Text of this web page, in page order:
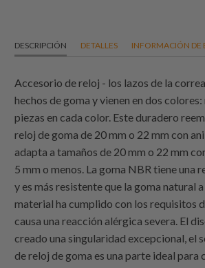
DESCRIPCIÓN DETALLES INFORMACIÓN DE
Accesorio de reloj - los lazos de la
hechos de goma y vienen en dos
piezas en cada color. Este duradero
reloj de goma de 20 mm o 22 mm con
adapta a tamaños de 20 mm o 22 mm
5 mm o menos. La goma NBR tiene una
y es más resistente que la goma natural
material ha cumplido con los requisitos
causa una reacción alérgica severa. El
creado una singularidad excepcional, el
de reloj de goma es una parte ideal para